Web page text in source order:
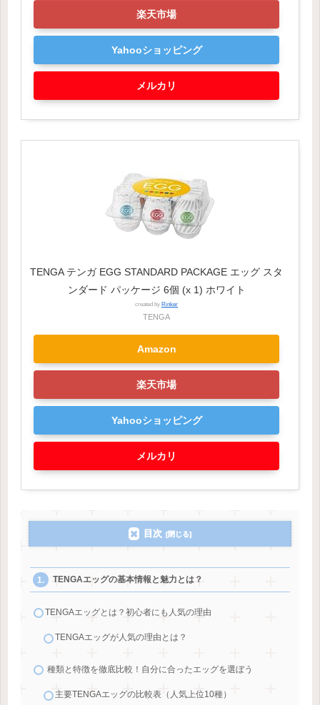
楽天市場
Yahooショッピング
メルカリ
TENGA テンガ EGG STANDARD PACKAGE エッグ スタ
ンダード パッケージ 6個 (x 1) ホワイト
created by Rinker
TENGA
Amazon
楽天市場
Yahooショッピング
メルカリ
目次
TENGAエッグの基本情報と魅力とは？
TENGAエッグとは？初心者にも人気の理由
TENGAエッグが人気の理由とは？
種類と特徴を徹底比較！自分に合ったエッグを選ぼう
主要TENGAエッグの比較表（人気上位10種）